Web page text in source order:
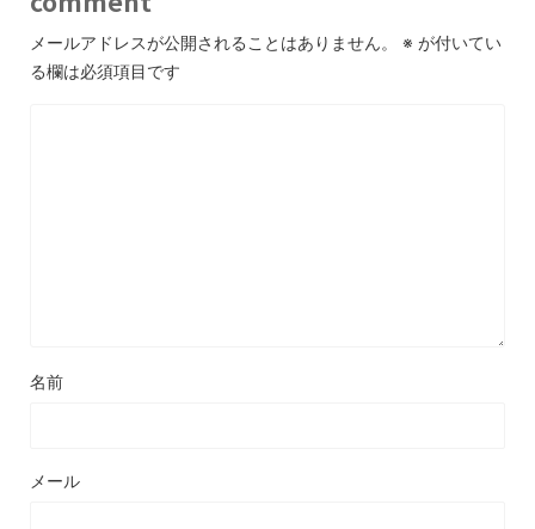
メールアドレスが公開されることはありません。 ※ が付いてい
る欄は必須項目です
名前
メール